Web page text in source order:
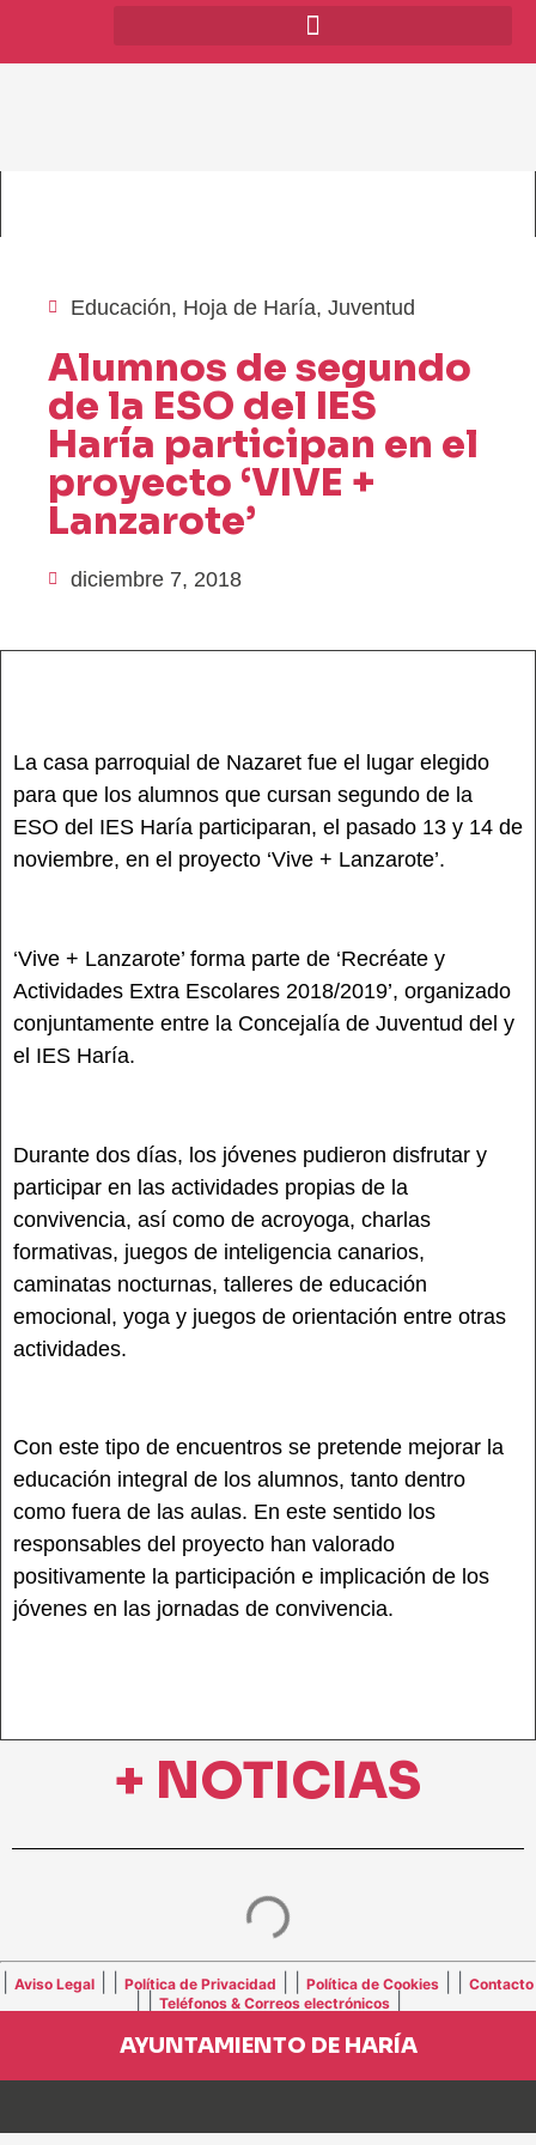
Educación, Hoja de Haría, Juventud
Alumnos de segundo
de la ESO del IES
Haría participan en el
proyecto ‘VIVE +
Lanzarote’
diciembre 7, 2018
La casa parroquial de Nazaret fue el lugar elegido
para que los alumnos que cursan segundo de la
ESO del IES Haría participaran, el pasado 13 y 14 de
noviembre, en el proyecto ‘Vive + Lanzarote’.
‘Vive + Lanzarote’ forma parte de ‘Recréate y
Actividades Extra Escolares 2018/2019’, organizado
conjuntamente entre la Concejalía de Juventud del y
el IES Haría.
Durante dos días, los jóvenes pudieron disfrutar y
participar en las actividades propias de la
convivencia, así como de acroyoga, charlas
formativas, juegos de inteligencia canarios,
caminatas nocturnas, talleres de educación
emocional, yoga y juegos de orientación entre otras
actividades.
Con este tipo de encuentros se pretende mejorar la
educación integral de los alumnos, tanto dentro
como fuera de las aulas. En este sentido los
responsables del proyecto han valorado
positivamente la participación e implicación de los
jóvenes en las jornadas de convivencia.
+ NOTICIAS
Aviso Legal Política de Privacidad Política de Cookies Contacto
Teléfonos & Correos electrónicos|
AYUNTAMIENTO DE HARÍA